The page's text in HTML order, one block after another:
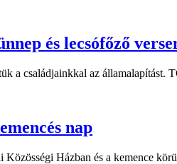
és lecsófőző
a családjainkkal az
nap
Közösségi Házban és a kemence